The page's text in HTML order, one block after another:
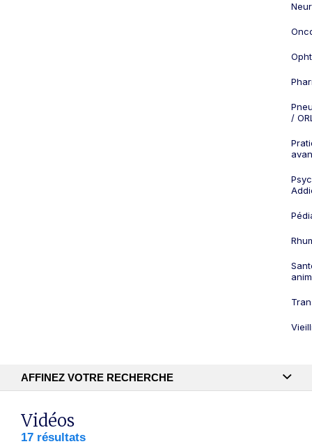
/
AFFINEZ VOTRE RECHERCHE
Recherche textuelle
Vidéos
17 résultats